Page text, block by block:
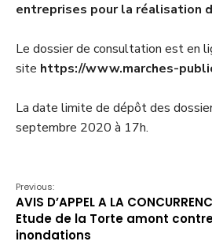
entreprises pour la réalisation
Le dossier de consultation est en
site https://www.marches-
La date limite de dépôt des
septembre 2020 à 17h.
Previous:
AVIS D’APPEL A LA
Etude de la Torte amont
inondations